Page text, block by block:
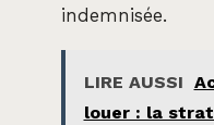
indemnisée.
LIRE AUSSI
louer : la